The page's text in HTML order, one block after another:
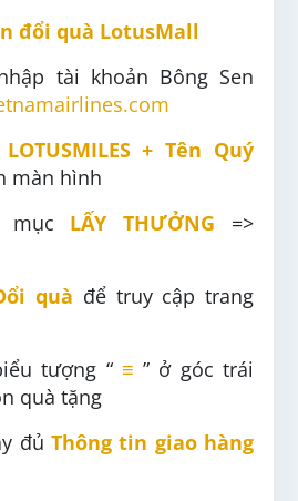
đổi quà LotusMall
tài khoản Bông Sen
LOTUSMILES + Tên Quý
màn hình
mục LẤY THƯỞNG =>
quà để truy cập trang
tượng “ ≡ ” ở góc trái
quà tặng
đủ Thông tin giao hàng